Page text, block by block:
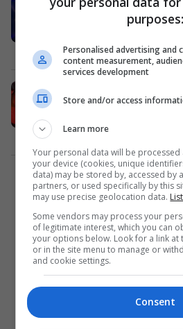
"Cilën nga
zgjidhje
Yjet 01/06/2024
Vëllezërit
Yjet
2
purposes:
Personalised advertising and
content measurement,
services development
Store and/or access
Learn more
Your personal data will be
your device (cookies, unique
data) may be stored by, accessed by
partners, or used specifically by this
may use precise geolocation data.
Some vendors may process your
of legitimate interest, which you can
your options below. Look for a link
or in the site menu to manage or
and cookie settings.
Consent